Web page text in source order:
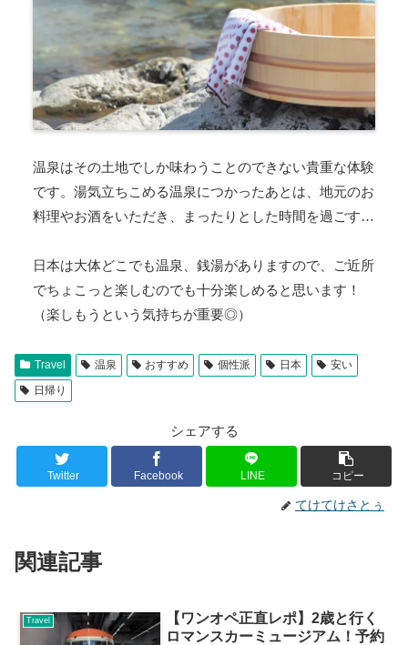
温泉はその土地でしか味わうことのできない貴重な体験
です。湯気立ちこめる温泉につかったあとは、地元のお
料理やお酒をいただき、まったりとした時間を過ごす…
日本は大体どこでも温泉、銭湯がありますので、ご近所
でちょこっと楽しむのでも十分楽しめると思います！
（楽しもうという気持ちが重要◎）
Travel 温泉 おすすめ 個性派 日本
安い
日帰り
シェアする
Twitter Facebook LINE コピー
てけてけさとぅ
関連記事
Travel
【ワンオペ正直レポ】2歳と行く
ロマンスカーミュージアム！予約